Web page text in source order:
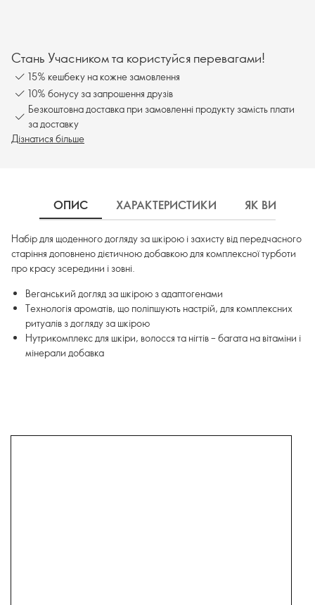
Стань Учасником та користуйся перевагами!
15% кешбеку на кожне замовлення
10% бонусу за запрошення друзів
Безкоштовна доставка при замовленні продукту замість плати
за доставку
Дізнатися більше
ОПИС ХАРАКТЕРИСТИКИ ЯК
Набір для щоденного догляду за шкірою і захисту від передчасного
старіння доповнено дієтичною добавкою для комплексної турботи
про красу зсередини і зовні.
Веганський догляд за шкірою з адаптогенами
Технологія ароматів, що поліпшують настрій, для комплексних
ритуалів з догляду за шкірою
Нутрикомплекс для шкіри, волосся та нігтів – багата на вітаміни і
мінерали добавка